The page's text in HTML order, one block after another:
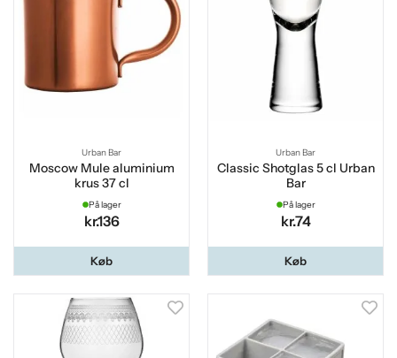
Urban Bar
Moscow Mule aluminium
krus 37 cl
På lager
kr.136
Køb
Urban Bar
Classic Shotglas 5 cl Urban
Bar
På lager
kr.74
Køb